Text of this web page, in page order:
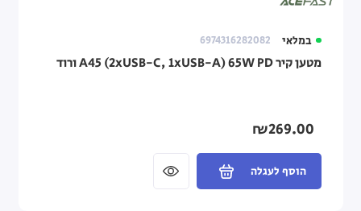
במלאי 6974316282082
מטען קיר A45 (2xUSB-C, 1xUSB-A) 65W PD ורוד
₪269.00
הוסף לעגלה